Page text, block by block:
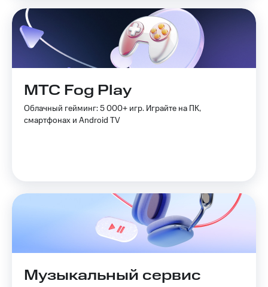
МТС Fog Play
Облачный гейминг: 5 000+ игр. Играйте на ПК,
смартфонах и Android TV
Музыкальный сервис